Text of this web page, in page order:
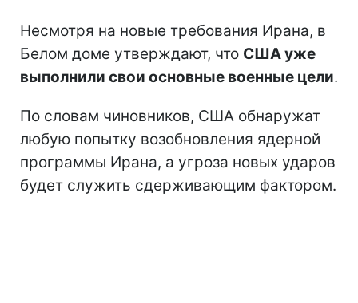
Несмотря на новые требования Ирана, в
Белом доме утверждают, что США уже
выполнили свои основные военные цели.
По словам чиновников, США обнаружат
любую попытку возобновления ядерной
программы Ирана, а угроза новых ударов
будет служить сдерживающим фактором.